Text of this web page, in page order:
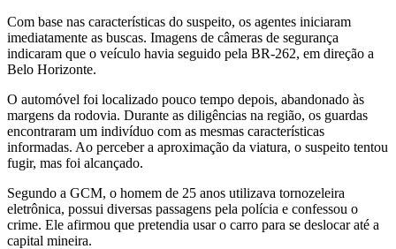
Com base nas características do suspeito, os agentes iniciaram
imediatamente as buscas. Imagens de câmeras de segurança
indicaram que o veículo havia seguido pela BR-262, em direção a
Belo Horizonte.
O automóvel foi localizado pouco tempo depois, abandonado às
margens da rodovia. Durante as diligências na região, os guardas
encontraram um indivíduo com as mesmas características
informadas. Ao perceber a aproximação da viatura, o suspeito tentou
fugir, mas foi alcançado.
Segundo a GCM, o homem de 25 anos utilizava tornozeleira
eletrônica, possui diversas passagens pela polícia e confessou o
crime. Ele afirmou que pretendia usar o carro para se deslocar até a
capital mineira.